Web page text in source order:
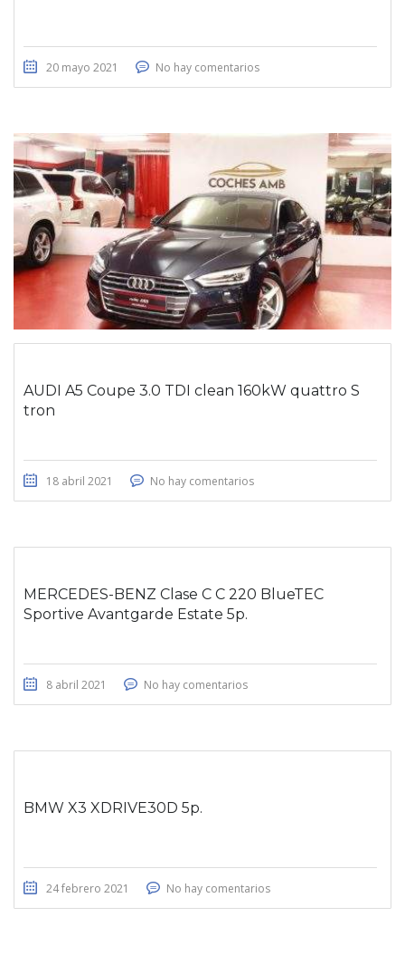
20 mayo 2021 No hay comentarios
AUDI A5 Coupe 3.0 TDI clean 160kW quattro S
tron
18 abril 2021 No hay comentarios
MERCEDES-BENZ Clase C C 220 BlueTEC
Sportive Avantgarde Estate 5p.
8 abril 2021 No hay comentarios
BMW X3 XDRIVE30D 5p.
24 febrero 2021 No hay comentarios